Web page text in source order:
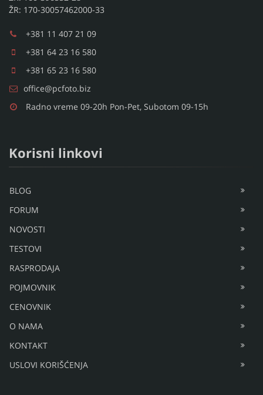
ŽR: 170-30057462000-33
+381 11 407 21 09
+381 64 23 16 580
+381 65 23 16 580
office@pcfoto.biz
Radno vreme 09-20h Pon-Pet, Subotom 09-15h
Korisni linkovi
BLOG
FORUM
NOVOSTI
TESTOVI
RASPRODAJA
POJMOVNIK
CENOVNIK
O NAMA
KONTAKT
USLOVI KORIŠĆENJA